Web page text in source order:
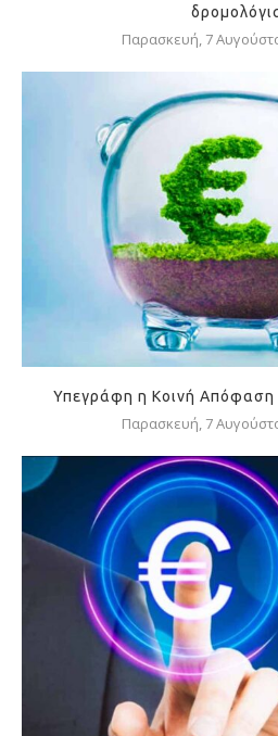
Παρασκευή, 7
Υπεγράφη η Κοινή Απόφαση
Παρασκευή, 7